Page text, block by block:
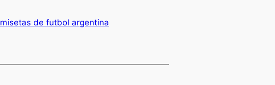
de futbol argentina